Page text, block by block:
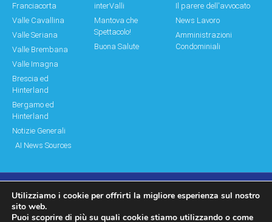
Franciacorta
Valle Cavallina
Valle Seriana
Valle Brembana
Valle Imagna
Brescia ed
Hinterland
Bergamo ed
Hinterland
Notizie Generali
AI News Sources
interValli
Mantova che
Spettacolo!
Buona Salute
Il parere dell'avvocato
News Lavoro
Amministrazioni
Condominiali
© Copyright 2011 – 2026 Montagne & Paesi
Log In|Log Out Privacy Policy
Utilizziamo i cookie per offrirti la migliore esperienza sul nostro
sito web.
Puoi scoprire di più su quali cookie stiamo utilizzando o come